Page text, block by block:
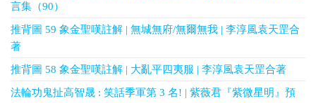
言集（90）
推背圖 59 象金聖嘆註解 | 無城無府/無爾無我 | 李淳風袁天罡合
著
推背圖 58 象金聖嘆註解 | 大亂平四夷服 | 李淳風袁天罡合著
法輪功鬼扯高智晟 : 笑話季軍第 3 名! | 紫薇君『紫微星明』預